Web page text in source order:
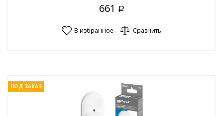
661 Р
В избранное Сравнить
ПОД ЗАКАЗ